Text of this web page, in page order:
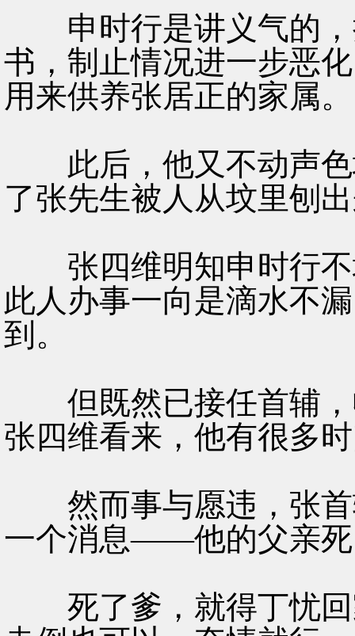
申时行是讲义气的，
书，制止情况进一步恶
用来供养张居正的家属。
此后，他又不动声色
了张先生被人从坟里刨
张四维明知申时行不
此人办事一向是滴水不
到。
但既然已接任首辅，
张四维看来，他有很多
然而事与愿违，张首
一个消息——他的父亲
死了爹，就得丁忧回